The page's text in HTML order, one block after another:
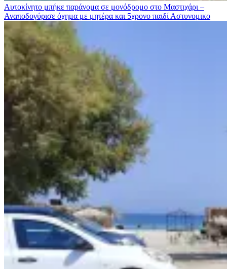
Αυτοκίνητο μπήκε παράνομα σε μονόδρομο στο Μαστιχάρι –
Αναποδογύρισε όχημα με μητέρα και 5χρονο παιδί Αστυνομικο